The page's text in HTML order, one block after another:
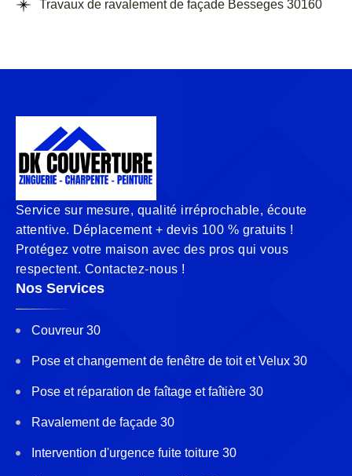
Travaux de ravalement de façade Besseges 30160
Service sur mesure, qualité irréprochable, écoute
attentive. Déplacement + devis 100 % gratuits !
Protégez votre maison avec des pros qui vous
respectent. Contactez-nous !
Nos Services
Couvreur 30
Pose et changement de fenêtre de toit et Velux 30
Pose et réparation de faîtage et faîtière 30
Ravalement de façade 30
Intervention d'urgence fuite toiture 30